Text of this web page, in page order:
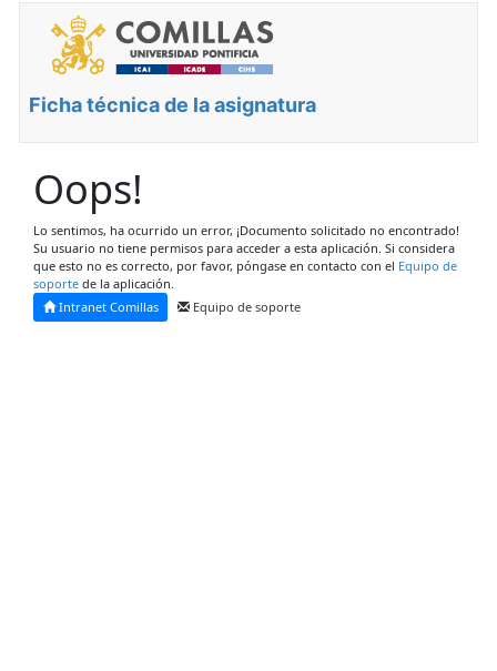
Ficha técnica de la asignatura
Oops!
Lo sentimos, ha ocurrido un error, ¡Documento solicitado no encontrado!
Su usuario no tiene permisos para acceder a esta aplicación. Si considera
que esto no es correcto, por favor, póngase en contacto con el Equipo de
soporte de la aplicación.
Intranet Comillas
Equipo de soporte